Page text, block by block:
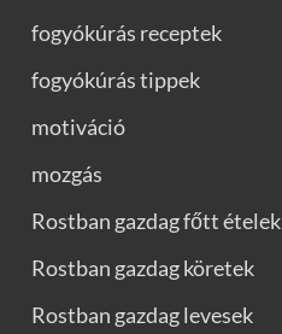
fogyókúrás receptek
fogyókúrás tippek
motiváció
mozgás
Rostban gazdag főtt ételek
Rostban gazdag köretek
Rostban gazdag levesek